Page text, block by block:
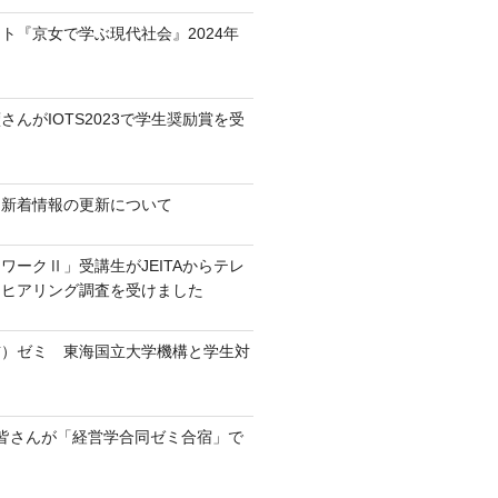
『京女で学ぶ現代社会』2024年
んがIOTS2023で学生奨励賞を受
着情報の更新について
ークⅡ」受講生がJEITAからテレ
アリング調査を受けました
ゼミ 東海国立大学機構と学生対
さんが「経営学合同ゼミ合宿」で